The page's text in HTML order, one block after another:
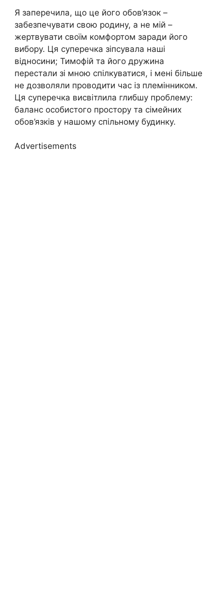
Я заперечила, що це його обов’язок –
забезпечувати свою родину, а не мій –
жертвувати своїм комфортом заради його
вибору. Ця суперечка зіпсувала наші
відносини; Тимофій та його дружина
перестали зі мною спілкуватися, і мені більше
не дозволяли проводити час із племінником.
Ця суперечка висвітлила глибшу проблему:
баланс особистого простору та сімейних
обов’язків у нашому спільному будинку.
Advertisements